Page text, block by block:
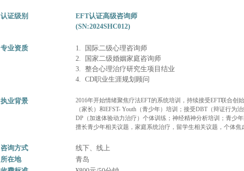
认证级别
EFT认证高级咨询师
(SN:2024SHC012)
专业资质
1. 国际二级心理咨询师
2. 国家二级婚姻家庭咨询师
3. 整合心理治疗研究生项目结业
4. CD职业生涯规划顾问
执业背景
2016年开始情绪聚焦疗法EFT的系统培训，持续接受EFT联合创
（家长）和EFST- Youth（青少年）培训；接受DBT（辩证行
DP（加速体验动力治疗）个体训练；神经精神分析培训；青少
擅长青少年相关议题，家庭系统治疗，留学生相关议题，个体焦
咨询方式
线下、线上
所在地
青岛